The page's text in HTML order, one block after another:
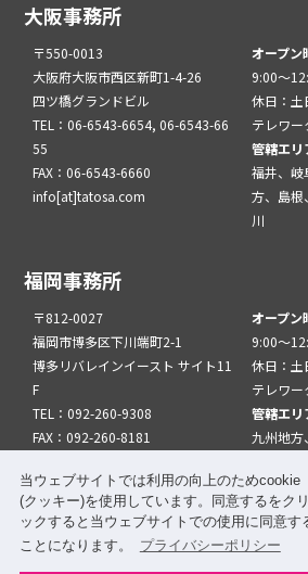
当ウェブサイトでは利用の向上のためcookie
(クッキー)を使用しています。同意するをクリ
ックすると当ウェブサイトでの使用に同意す
ことになります。
プライバシーポリシー
大阪事務所
〒550-0013
大阪府大阪市西区新町1-4-26
四ツ橋グランドビル
TEL：06-6543-6654, 06-6543-66
55
FAX：06-6543-6660
info[at]tatosa.com
オープン
9:00～
休日：土
テレワー
管轄エリ
福井、岐
方、島根
川
福岡事務所
〒812-0027
福岡市博多区下川端町2-1
博多リバレインイースト サイト11
F
TEL：092-260-9308
FAX：092-260-8181
オープン
9:00～
休日：土
テレワー
管轄エリ
九州地方
このサイトについて